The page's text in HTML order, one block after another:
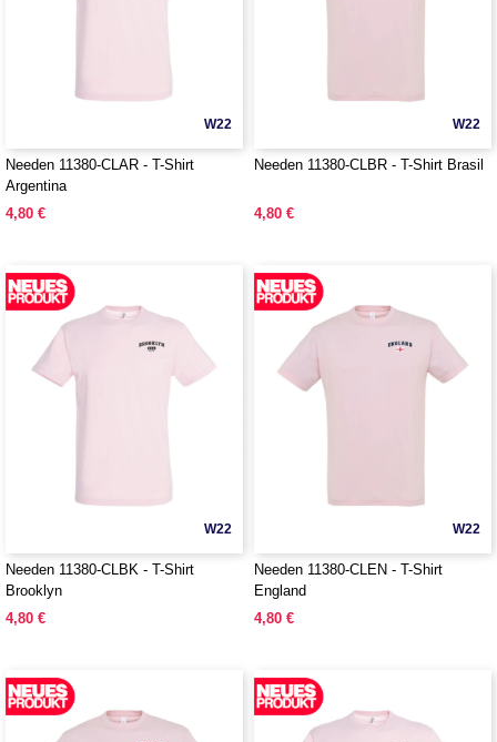
W22
Needen 11380-CLAR - T-Shirt
Argentina
4,80 €
W22
Needen 11380-CLBR - T-Shirt Brasil
4,80 €
W22
Needen 11380-CLBK - T-Shirt
Brooklyn
4,80 €
W22
Needen 11380-CLEN - T-Shirt
England
4,80 €